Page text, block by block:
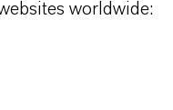
worldwide: